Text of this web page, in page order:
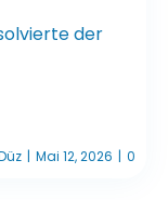
der
| Mai 12, 2026 | 0